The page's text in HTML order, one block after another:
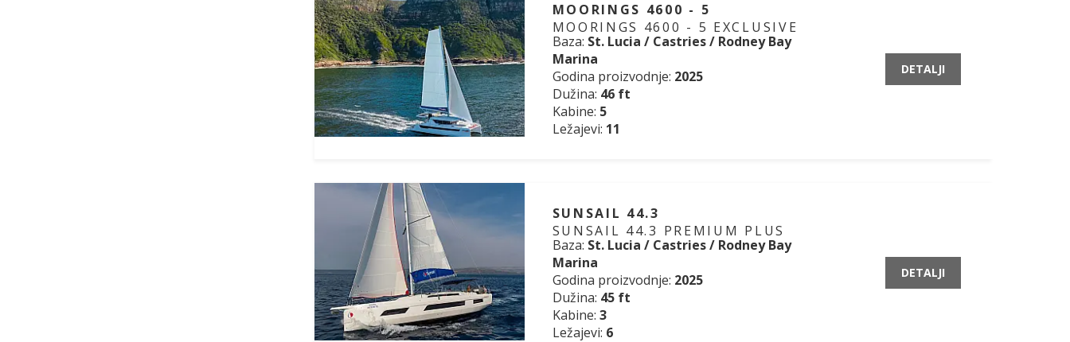
MOORINGS 4600 - 5
MOORINGS 4600 - 5 EXCLUSIVE
Baza: St. Lucia / Castries / Rodney Bay
Marina
Godina proizvodnje: 2025
Dužina: 46 ft
Kabine: 5
Ležajevi: 11
DETALJI
SUNSAIL 44.3
SUNSAIL 44.3 PREMIUM PLUS
Baza: St. Lucia / Castries / Rodney Bay
Marina
Godina proizvodnje: 2025
Dužina: 45 ft
Kabine: 3
Ležajevi: 6
DETALJI